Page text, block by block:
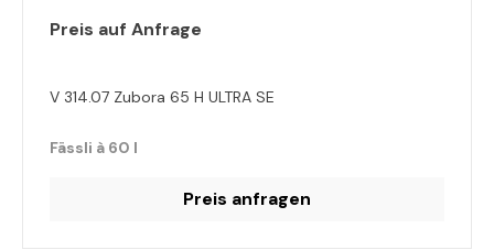
Preis auf Anfrage
V 314.07 Zubora 65 H ULTRA SE
Fässli à 60 l
Preis anfragen